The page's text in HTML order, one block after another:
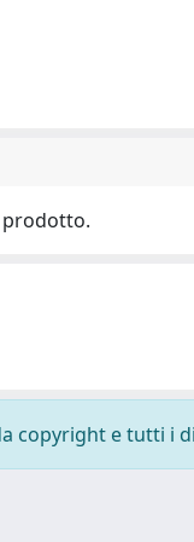
prodotto.
copyright e tutti i